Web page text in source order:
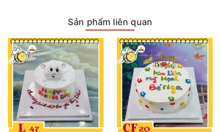
Sản phẩm liên quan